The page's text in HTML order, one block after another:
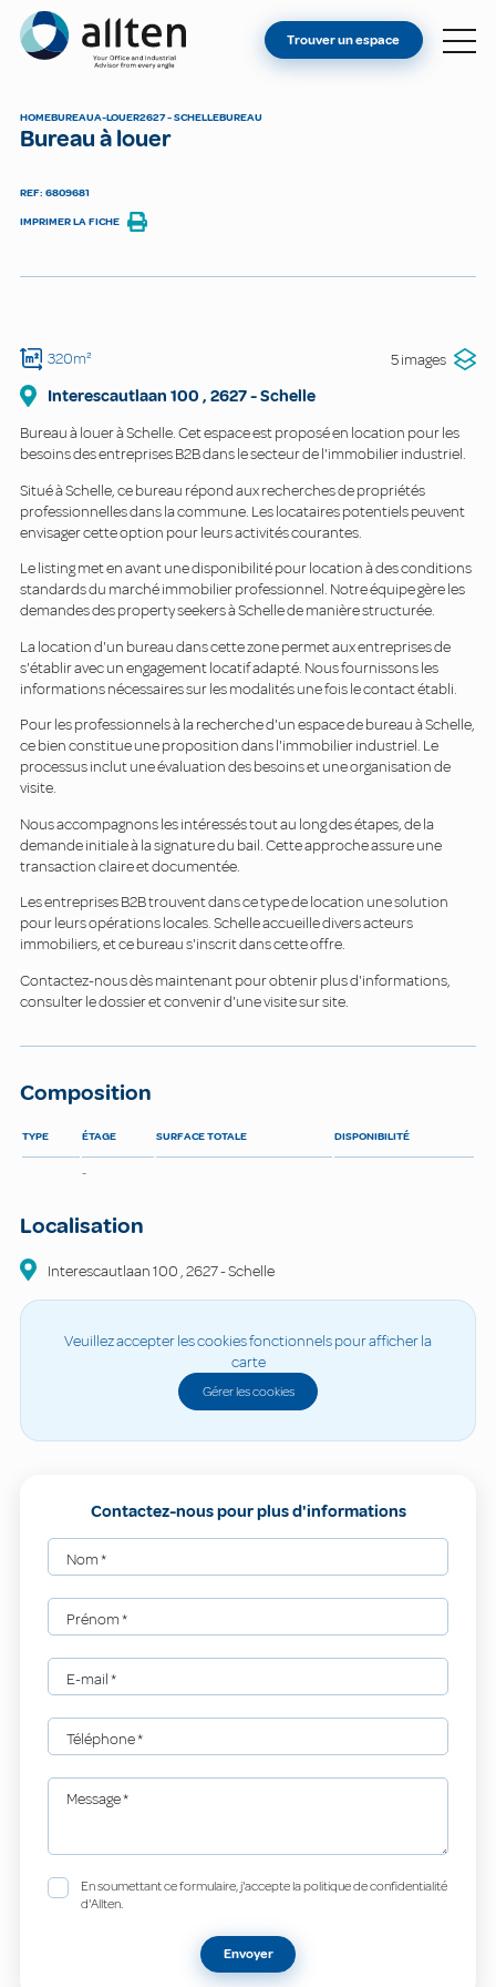
Allten
TROUVER UN ESPACE
Trouver un espace
HOMEBUREAUA-LOUER2627 - SCHELLEBUREAU
Bureau à louer
REF: 6809681
IMPRIMER LA FICHE
320m² 5 images
Interescautlaan 100 , 2627-Schelle
Bureau à louer à Schelle. Cet espace est proposé en location pour les
besoins des entreprises B2B dans le secteur de l'immobilier industriel.
Situé à Schelle, ce bureau répond aux recherches de propriétés
professionnelles dans la commune. Les locataires potentiels peuvent
envisager cette option pour leurs activités courantes.
Le listing met en avant une disponibilité pour location à des conditions
standards du marché immobilier professionnel. Notre équipe gère les
demandes des property seekers à Schelle de manière structurée.
La location d'un bureau dans cette zone permet aux entreprises de
s'établir avec un engagement locatif adapté. Nous fournissons les
informations nécessaires sur les modalités une fois le contact établi.
Pour les professionnels à la recherche d'un espace de bureau à Schelle,
ce bien constitue une proposition dans l'immobilier industriel. Le
processus inclut une évaluation des besoins et une organisation de
visite.
Nous accompagnons les intéressés tout au long des étapes, de la
demande initiale à la signature du bail. Cette approche assure une
transaction claire et documentée.
Les entreprises B2B trouvent dans ce type de location une solution
pour leurs opérations locales. Schelle accueille divers acteurs
immobiliers, et ce bureau s'inscrit dans cette offre.
Contactez-nous dès maintenant pour obtenir plus d'informations,
consulter le dossier et convenir d'une visite sur site.
Composition
TYPE ÉTAGE SURFACE TOTALE DISPONIBILITÉ
-
Localisation
Interescautlaan100 ,2627-Schelle
Veuillez accepter les cookies fonctionnels pour afficher la
carte
Gérer les cookies
Contactez-nous pour plus d'informations
Nom*
Prénom*
E-mail*
Téléphone*
Message*
En soumettant ce formulaire, j'accepte la politique de confidentialité
d'Allten.
Envoyer